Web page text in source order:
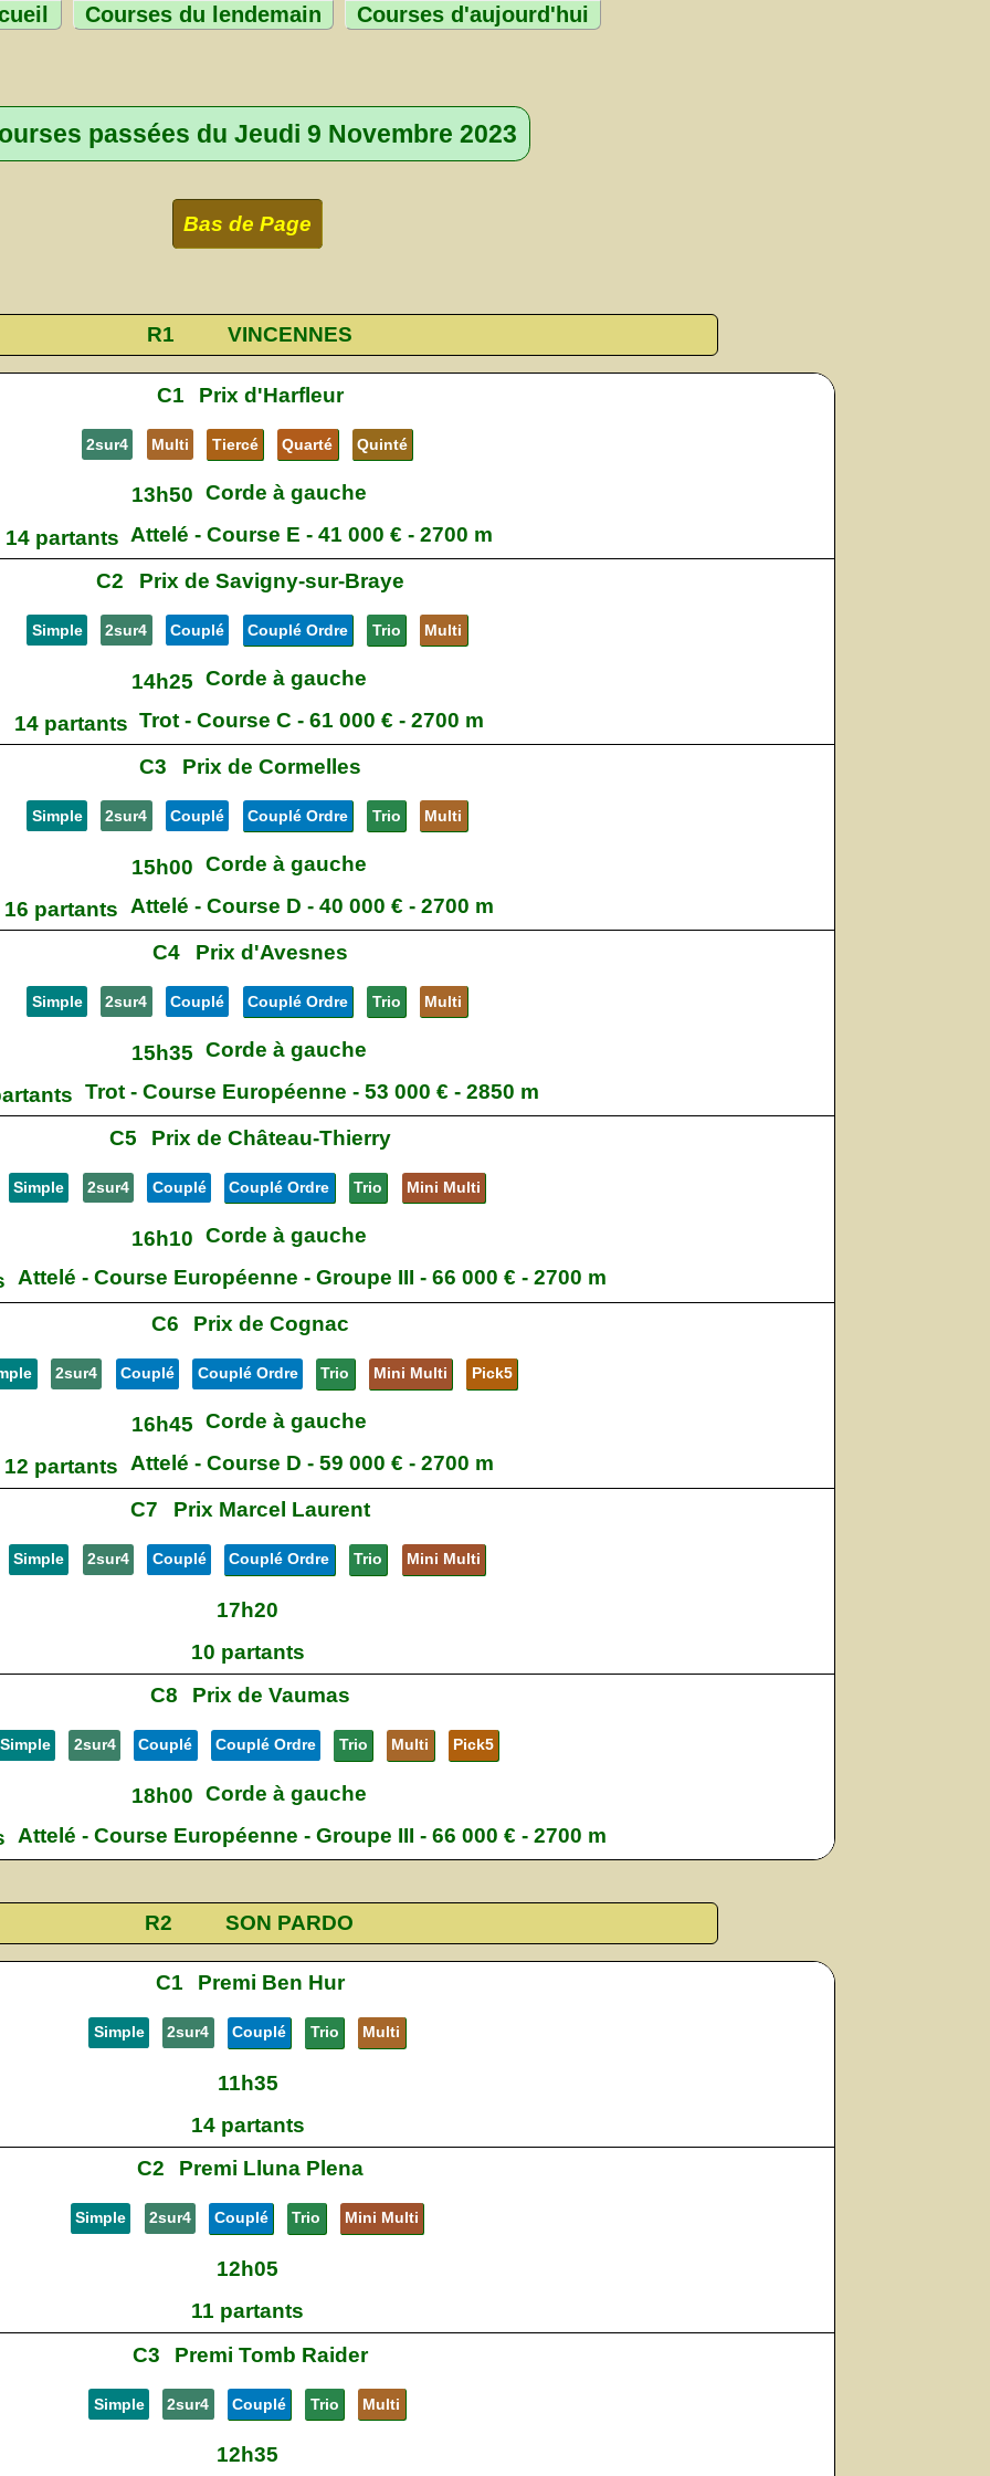
Courses du lendemain Courses d'aujourd'hui
passées du Jeudi 9 Novembre 2023
Bas de Page
R1 VINCENNES
C1 Prix d'Harfleur
2sur4 Multi Tiercé Quarté Quinté
13h50 Corde à gauche
14 partants Attelé - Course E - 41 000 € - 2700 m
C2
Prix de Savigny-sur-Braye
Simple 2sur4 Couplé Couplé Ordre Trio Multi
14h25 Corde à gauche
14 partants Trot - Course C - 61 000 € - 2700 m
C3
Prix de Cormelles
Simple 2sur4 Couplé Couplé Ordre Trio Multi
15h00 Corde à gauche
16 partants
Attelé - Course D - 40 000 € - 2700 m
C4
Prix d'Avesnes
Simple 2sur4 Couplé Couplé Ordre Trio Multi
15h35 Corde à gauche
Trot - Course Européenne - 53 000 € - 2850 m
C5
Prix de Château-Thierry
Simple 2sur4 Couplé Couplé Ordre Trio Mini Multi
16h10 Corde à gauche
Attelé - Course Européenne - Groupe III - 66 000 € - 2700 m
C6
Prix de Cognac
2sur4 Couplé Couplé Ordre Trio Mini Multi Pick5
16h45 Corde à gauche
12 partants Attelé - Course D - 59 000 € - 2700 m
C7
Prix Marcel Laurent
Simple 2sur4 Couplé Couplé Ordre Trio Mini Multi
17h20
10 partants
C8
Prix de Vaumas
Simple 2sur4 Couplé Couplé Ordre Trio Multi Pick5
18h00 Corde à gauche
Attelé - Course Européenne - Groupe III - 66 000 € - 2700 m
R2 SON PARDO
C1 Premi Ben Hur
Simple 2sur4 Couplé Trio Multi
11h35
14 partants
C2
Premi Lluna Plena
Simple 2sur4 Couplé Trio Mini Multi
12h05
11 partants
C3
Premi Tomb Raider
Simple 2sur4 Couplé Trio Multi
12h35